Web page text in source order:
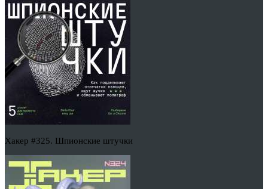
Хакер #325. Шпионские штучки